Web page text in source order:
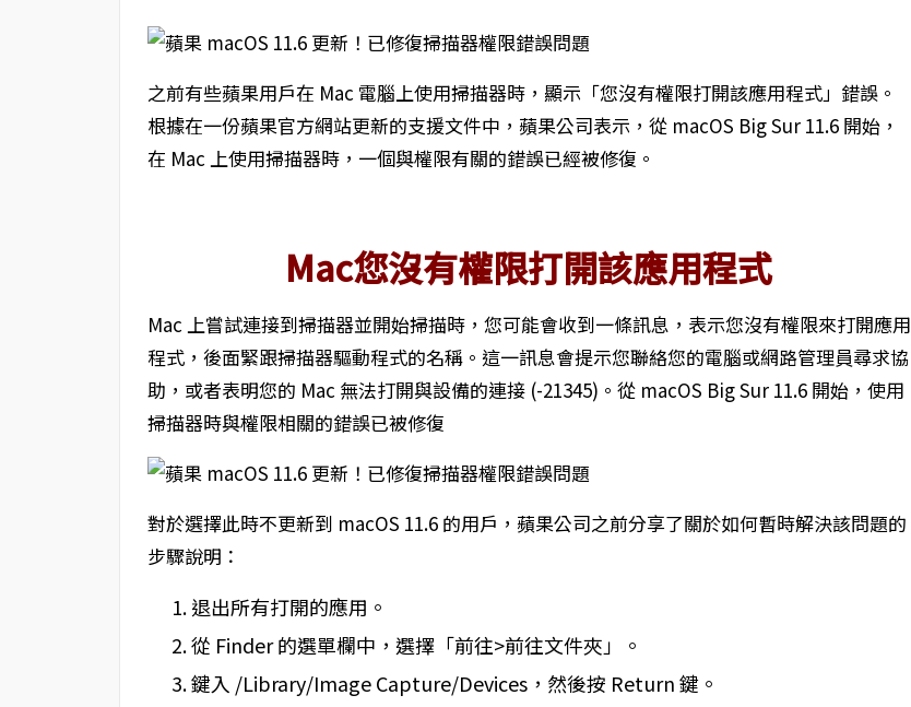
之前有些蘋果用戶在 Mac 電腦上使用掃描器時，顯示「您沒有權限打開該應用程式」錯誤。
根據在一份蘋果官方網站更新的支援文件中，蘋果公司表示，從 macOS Big Sur 11.6 開始，
在 Mac 上使用掃描器時，一個與權限有關的錯誤已經被修復。
Mac您沒有權限打開該應用程式
Mac 上嘗試連接到掃描器並開始掃描時，您可能會收到一條訊息，表示您沒有權限來打開應用
程式，後面緊跟掃描器驅動程式的名稱。這一訊息會提示您聯絡您的電腦或網路管理員尋求協
助，或者表明您的 Mac 無法打開與設備的連接 (-21345)。從 macOS Big Sur 11.6 開始，使用
掃描器時與權限相關的錯誤已被修復
對於選擇此時不更新到 macOS 11.6 的用戶，蘋果公司之前分享了關於如何暫時解決該問題的
步驟說明：
退出所有打開的應用。
從 Finder 的選單欄中，選擇「前往>前往文件夾」。
鍵入 /Library/Image Capture/Devices，然後按 Return 鍵。